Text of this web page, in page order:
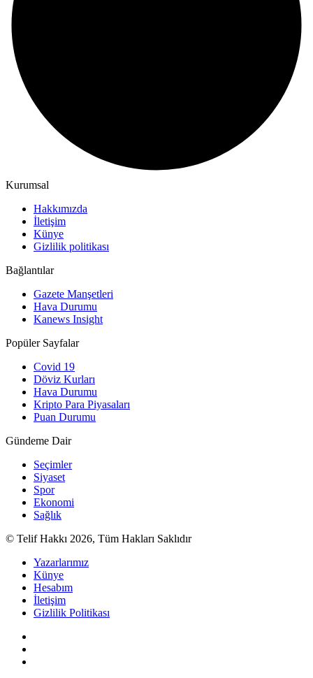
Kurumsal
Hakkımızda
İletişim
Künye
Gizlilik politikası
Bağlantılar
Gazete Manşetleri
Hava Durumu
Kanews Insight
Popüler Sayfalar
Covid 19
Döviz Kurları
Hava Durumu
Kripto Para Piyasaları
Puan Durumu
Gündeme Dair
Seçimler
Siyaset
Spor
Ekonomi
Sağlık
© Telif Hakkı 2026, Tüm Hakları Saklıdır
Yazarlarımız
Künye
Hesabım
İletişim
Gizlilik Politikası